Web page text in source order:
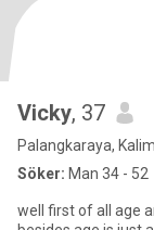
Vicky, 37
Palangkaraya,
Söker: Man 34 - 52
well first of all age